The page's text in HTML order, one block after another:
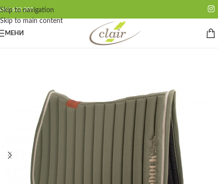
Skip to navigation
Skip to main content
062 622 200
МЕНИ